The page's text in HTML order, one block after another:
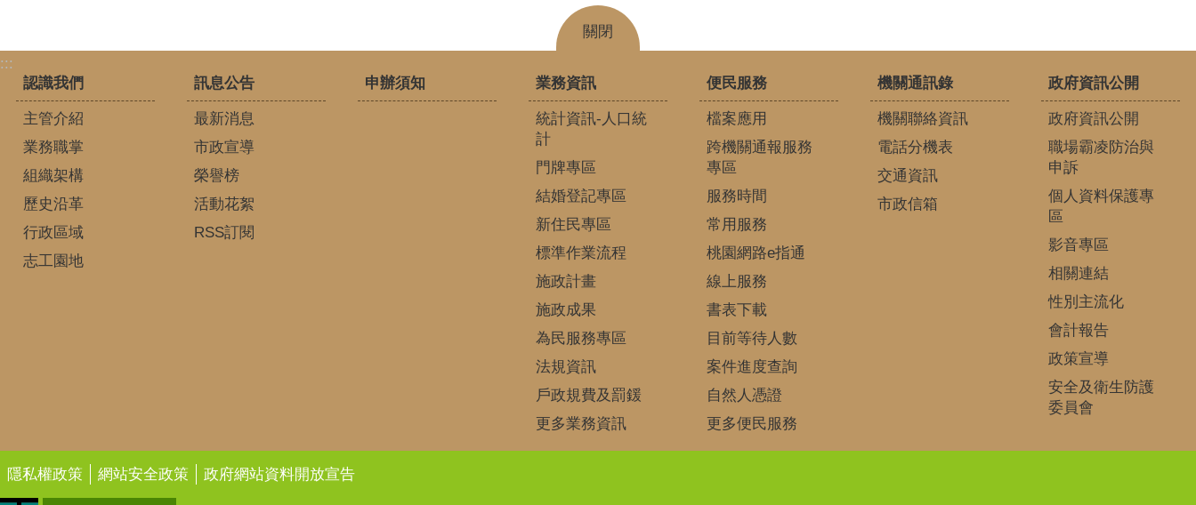
關閉
:::
認識我們
主管介紹
業務職掌
組織架構
歷史沿革
行政區域
志工園地
訊息公告
最新消息
市政宣導
榮譽榜
活動花絮
RSS訂閱
申辦須知 業務資訊
統計資訊-人口統
計
門牌專區
結婚登記專區
新住民專區
標準作業流程
施政計畫
施政成果
為民服務專區
法規資訊
戶政規費及罰鍰
更多業務資訊
便民服務
檔案應用
跨機關通報服務
專區
服務時間
常用服務
桃園網路e指通
線上服務
書表下載
目前等待人數
案件進度查詢
自然人憑證
更多便民服務
機關通訊錄
機關聯絡資訊
電話分機表
交通資訊
市政信箱
政府資訊公開
政府資訊公開
職場霸凌防治與
申訴
個人資料保護專
區
影音專區
相關連結
性別主流化
會計報告
政策宣導
安全及衛生防護
委員會
隱私權政策 網站安全政策 政府網站資料開放宣告